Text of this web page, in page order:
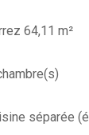
64,11 m²
séparée